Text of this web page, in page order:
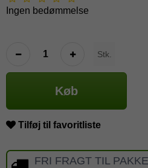
Ingen bedømmelse
Stk.
Køb
Tilføj til favoritliste
FRI FRAGT TIL